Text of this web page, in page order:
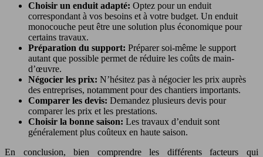
Choisir un enduit adapté: Optez pour un enduit
correspondant à vos besoins et à votre budget. Un enduit
monocouche peut être une solution plus économique pour
certains travaux.
Préparation du support: Préparer soi-même le support
autant que possible permet de réduire les coûts de main-
d’œuvre.
Négocier les prix: N’hésitez pas à négocier les prix auprès
des entreprises, notamment pour des chantiers importants.
Comparer les devis: Demandez plusieurs devis pour
comparer les prix et les prestations.
Choisir la bonne saison: Les travaux d’enduit sont
généralement plus coûteux en haute saison.
En conclusion, bien comprendre les différents facteurs qui